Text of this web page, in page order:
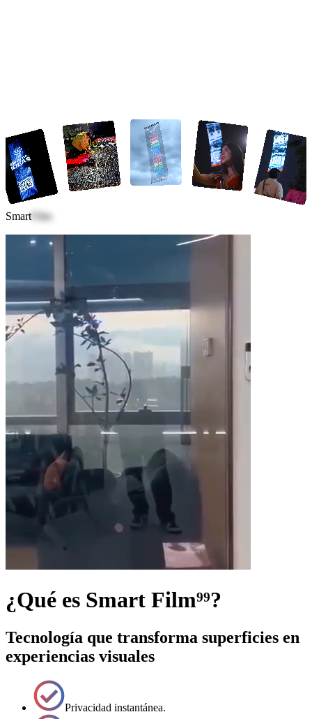
Smart Film
¿Qué es Smart Film⁹⁹?
Tecnología que transforma superficies en
experiencias visuales
Privacidad instantánea.